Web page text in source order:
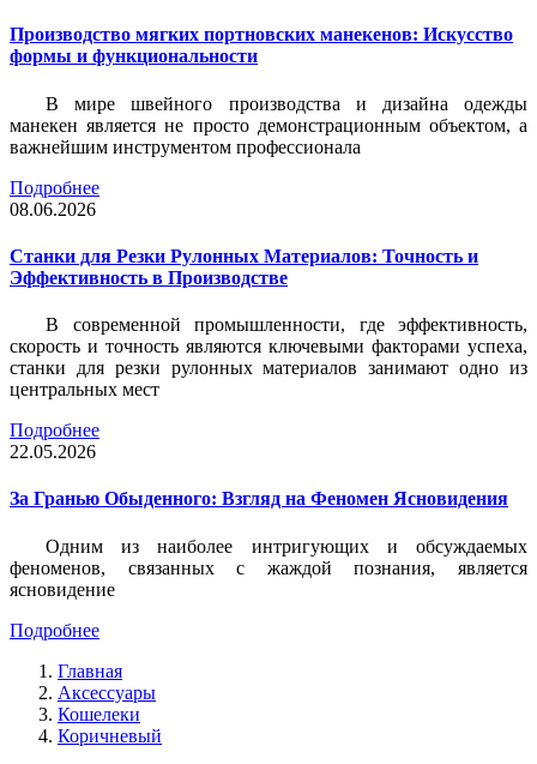
Производство мягких портновских манекенов: Искусство
формы и функциональности
В мире швейного производства и дизайна одежды
манекен является не просто демонстрационным объектом, а
важнейшим инструментом профессионала
Подробнее
08.06.2026
Станки для Резки Рулонных Материалов: Точность и
Эффективность в Производстве
В современной промышленности, где эффективность,
скорость и точность являются ключевыми факторами успеха,
станки для резки рулонных материалов занимают одно из
центральных мест
Подробнее
22.05.2026
За Гранью Обыденного: Взгляд на Феномен Ясновидения
Одним из наиболее интригующих и обсуждаемых
феноменов, связанных с жаждой познания, является
ясновидение
Подробнее
Главная
Аксессуары
Кошелеки
Коричневый